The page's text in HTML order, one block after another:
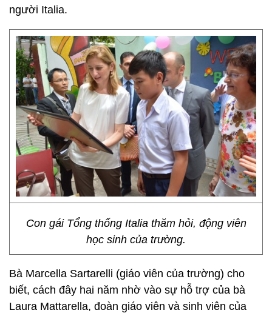
người Italia.
Con gái Tổng thống Italia thăm hỏi, động viên
học sinh của trường.
Bà Marcella Sartarelli (giáo viên của trường) cho
biết, cách đây hai năm nhờ vào sự hỗ trợ của bà
Laura Mattarella, đoàn giáo viên và sinh viên của